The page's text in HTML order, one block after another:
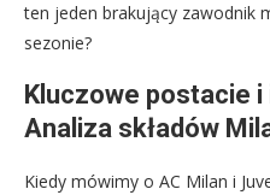
ten jeden brakujący zawodnik
sezonie?
Kluczowe postacie
Analiza składów
Kiedy mówimy o AC Milan i